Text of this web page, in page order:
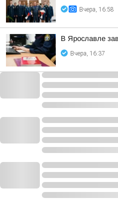
Вчера, 16:58
В Ярославле
Вчера, 16:37